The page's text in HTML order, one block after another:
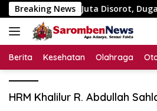
Langsung
ke
konten
Breaking News
Rp195 Juta Disorot, Dugaan
Berita Kesehatan Olahraga
HRM Khalilur R. Abdullah